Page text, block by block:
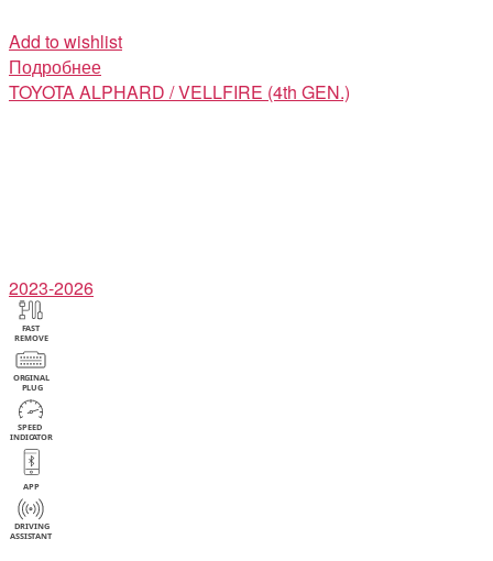
Add to wishlist
Подробнее
TOYOTA ALPHARD / VELLFIRE (4th GEN.)
2023-2026